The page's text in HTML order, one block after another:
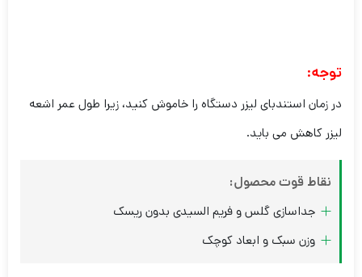
توجه:
در زمان استندبای لیزر دستگاه را خاموش کنید، زیرا طول عمر اشعه
لیزر کاهش می باید.
نقاط قوت محصول:
جداسازی گلس و فریم السیدی بدون ریسک
وزن سبک و ابعاد کوچک